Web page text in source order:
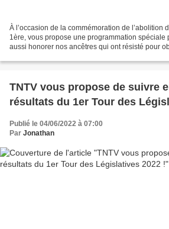
À l’occasion de la commémoration de l’abolition
1ère, vous propose une programmation spéciale
aussi honorer nos ancêtres qui ont résisté pour
TNTV vous propose de suivre
résultats du 1er Tour des
Publié le 04/06/2022 à 07:00
Par Jonathan